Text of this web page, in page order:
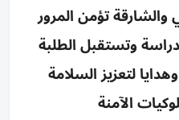
تؤمن المرور
وتستقبل الطلبة
لتعزيز السلامة
الآمنة